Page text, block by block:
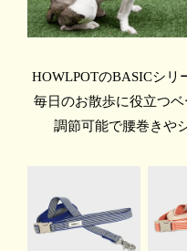
HOWLPOTのBASICシリ
毎日のお散歩に役立つベ
調節可能で腰巻きや